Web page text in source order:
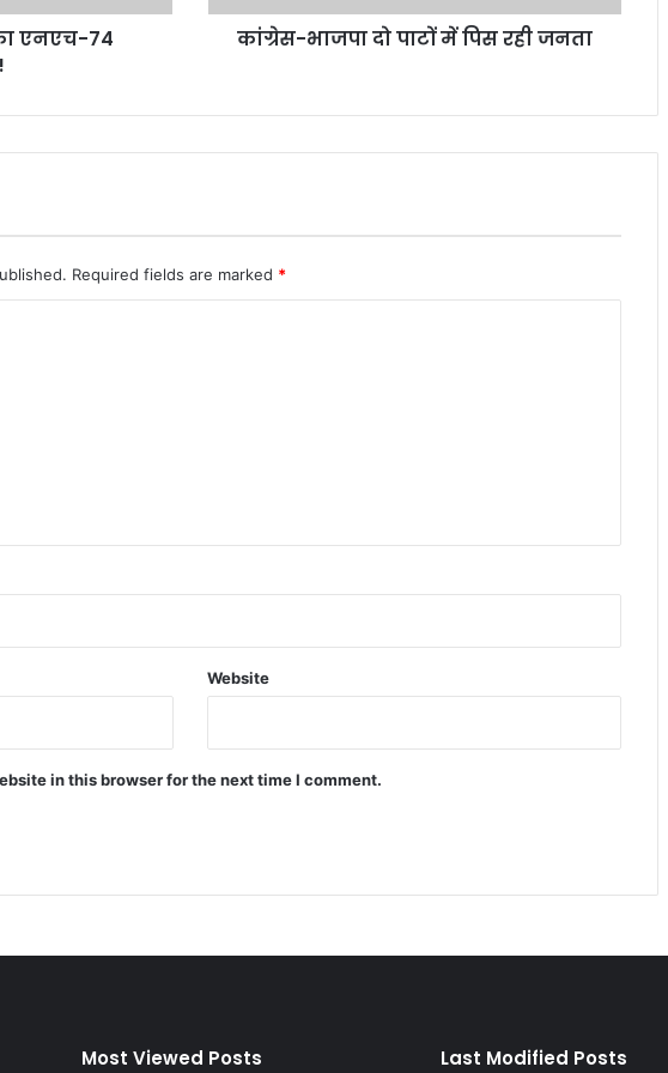
एनएच-74
कांग्रेस-भाजपा दो पाटों में पिस रही जनता
Required fields are marked *
Website
in this browser for the next time I comment.
Most Viewed Posts Last Modified Posts